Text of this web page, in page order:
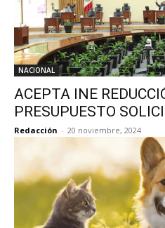
NACIONAL
ACEPTA INE
PRESUPUESTO
Redacción - 20 noviembre, 2024